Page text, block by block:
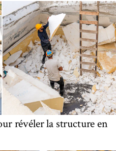
révéler la structure en